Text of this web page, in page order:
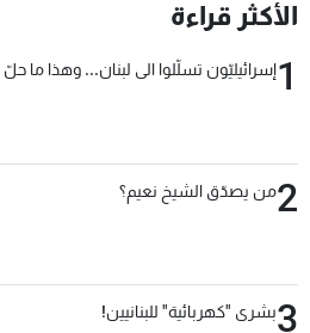
الأكثر قراءة
1إسرائيليّون تسلّلوا الى لبنان... وهذا ما
2من يصدّق الشيخ نعيم؟
3بشرى "كهربائية" للبنانيين!